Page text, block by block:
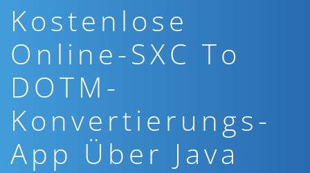
Kostenlose
Online-SXC To
DOTM-
Konvertierungs-
App Über Java